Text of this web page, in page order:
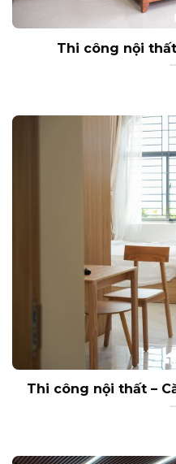
Thi công nội
Thi công nội thất –